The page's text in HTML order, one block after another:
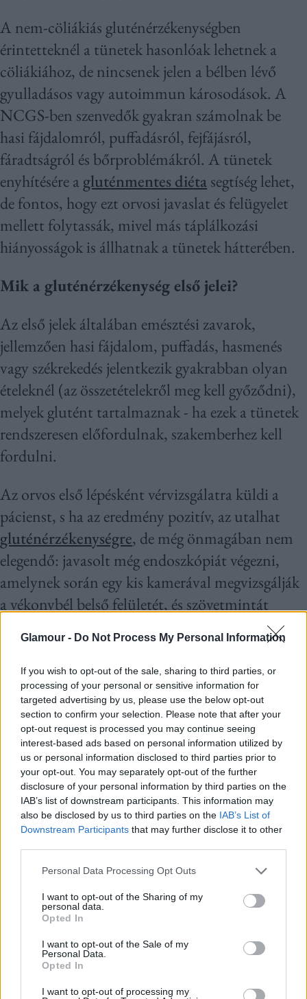
Glamour - Do Not Process My Personal Information
If you wish to opt-out of the sale, sharing to third parties, or
processing of your personal or sensitive information for
targeted advertising by us, please use the below opt-out
section to confirm your selection. Please note that after your
opt-out request is processed you may continue seeing
interest-based ads based on personal information utilized by
us or personal information disclosed to third parties prior to
your opt-out. You may separately opt-out of the further
disclosure of your personal information by third parties on the
IAB’s list of downstream participants. This information may
also be disclosed by us to third parties on the IAB’s List of
Downstream Participants that may further disclose it to other
Please note that this website/app uses one or more Google
not limited to your visit or usage behaviour. You may click to
grant or deny consent to Google and its third-party tags to
use your data for below specified purposes in below Google
consent section.
Personal Data Processing Opt Outs
I want to opt-out of the Sharing of my
personal data.
Opted In
I want to opt-out of the Sale of my
Personal Data.
Opted In
I want to opt-out of processing my
A nem-cöliákiás gluténérzékenységben
érintetteknél a tünetek hasonlóak lehetnek a
cöliákiához, de nincsenek jelen a bélben lévő
gyulladásos vagy autoimmun károsodások. A
NCGS-ben szenvedők gyakran számolnak be
hasi fájdalomról, puffadásról, fejfájásról,
fáradtságról és bőrproblémákról. A tünetek
enyhítésére a gluténmentes diétasegtíség lehet,
de fontos, hogy ezt orvosi javaslat és felügyelet
mellett folytassák, mivel más táplálkozási
hiányosságok is állhatnak a tünetek hátterében.
Mik a gluténérzékenység első jelei?
Az első jelek általában emésztési zavarok,
jellemzően hasi fájdalom, puffadás, hasmenés
vagy székrekedés jelentkezik gyakrabban olyan
ételeknél (az összetételekről meg kell győződni),
melyek glutént tartalmaznak - ha ezek a tünetek
rendszeresen előfordulnak, szakemberhez kell
fordulni.
Az orvos első lépésként vérvizsgálatra küldi a
pácienst, s ha az eredmény pozitív, az utalhat
gluténérzékenységre, de még önmagában nem
elegendő: javasolt még endoszkópiát végezni,
amelynek során egy kis kamerával megvizsgálják
a vékonybél belső felületét, és szövetmintát
elengedhetetlen a cöliákia diagnózisának
megerősítésében.